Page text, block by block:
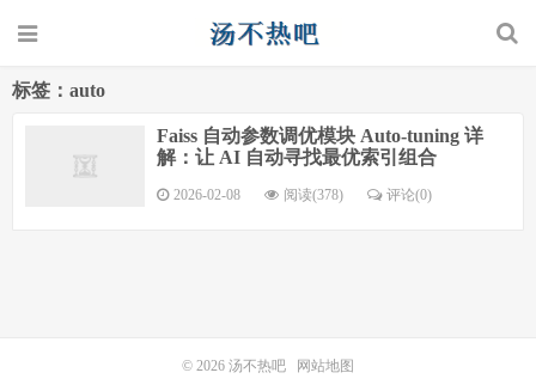
标签：auto
Faiss 自动参数调优模块 Auto-tuning 详
解：让 AI 自动寻找最优索引组合
2026-02-08 阅读(378) 评论(0)
© 2026 汤不热吧 网站地图